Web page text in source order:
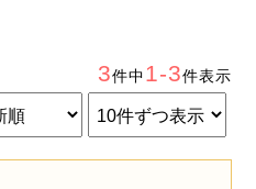
3件中1-3件表示